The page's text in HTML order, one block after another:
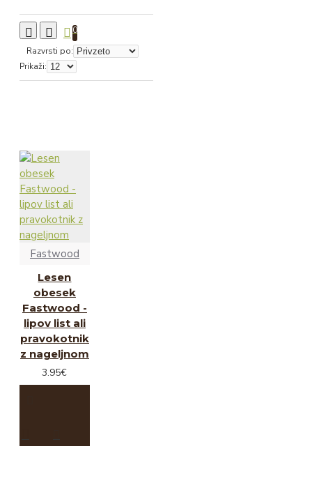
0
Razvrsti po:
Prikaži:
Fastwood
Lesen
obesek
Fastwood -
lipov list ali
pravokotnik
z nageljnom
3.95€